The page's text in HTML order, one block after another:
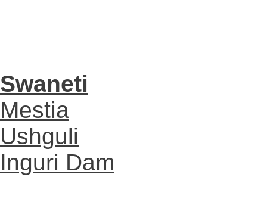
Swaneti
Mestia
Ushguli
Inguri Dam